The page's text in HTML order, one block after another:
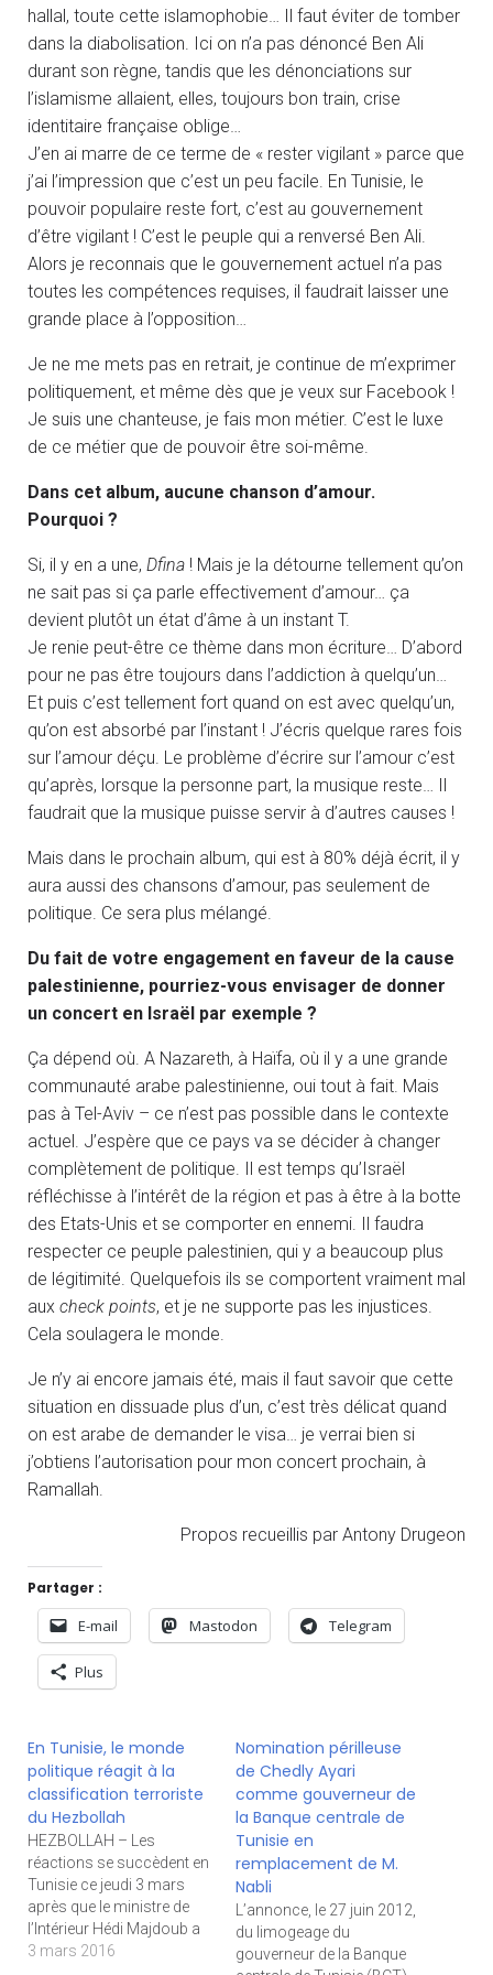
hallal, toute cette islamophobie… Il faut éviter de tomber
dans la diabolisation. Ici on n’a pas dénoncé Ben Ali
durant son règne, tandis que les dénonciations sur
l’islamisme allaient, elles, toujours bon train, crise
identitaire française oblige…
J’en ai marre de ce terme de « rester vigilant » parce que
j’ai l’impression que c’est un peu facile. En Tunisie, le
pouvoir populaire reste fort, c’est au gouvernement
d’être vigilant ! C’est le peuple qui a renversé Ben Ali.
Alors je reconnais que le gouvernement actuel n’a pas
toutes les compétences requises, il faudrait laisser une
grande place à l’opposition…
Je ne me mets pas en retrait, je continue de m’exprimer
politiquement, et même dès que je veux sur Facebook !
Je suis une chanteuse, je fais mon métier. C’est le luxe
de ce métier que de pouvoir être soi-même.
Dans cet album, aucune chanson d’amour.
Pourquoi ?
Si, il y en a une, Dfina ! Mais je la détourne tellement qu’on
ne sait pas si ça parle effectivement d’amour… ça
devient plutôt un état d’âme à un instant T.
Je renie peut-être ce thème dans mon écriture… D’abord
pour ne pas être toujours dans l’addiction à quelqu’un…
Et puis c’est tellement fort quand on est avec quelqu’un,
qu’on est absorbé par l’instant ! J’écris quelque rares fois
sur l’amour déçu. Le problème d’écrire sur l’amour c’est
qu’après, lorsque la personne part, la musique reste… Il
faudrait que la musique puisse servir à d’autres causes !
Mais dans le prochain album, qui est à 80% déjà écrit, il y
aura aussi des chansons d’amour, pas seulement de
politique. Ce sera plus mélangé.
Du fait de votre engagement en faveur de la cause
palestinienne, pourriez-vous envisager de donner
un concert en Israël par exemple ?
Ça dépend où. A Nazareth, à Haïfa, où il y a une grande
communauté arabe palestinienne, oui tout à fait. Mais
pas à Tel-Aviv – ce n’est pas possible dans le contexte
actuel. J’espère que ce pays va se décider à changer
complètement de politique. Il est temps qu’Israël
réfléchisse à l’intérêt de la région et pas à être à la botte
des Etats-Unis et se comporter en ennemi. Il faudra
respecter ce peuple palestinien, qui y a beaucoup plus
de légitimité. Quelquefois ils se comportent vraiment mal
aux check points, et je ne supporte pas les injustices.
Cela soulagera le monde.
Je n’y ai encore jamais été, mais il faut savoir que cette
situation en dissuade plus d’un, c’est très délicat quand
on est arabe de demander le visa… je verrai bien si
j’obtiens l’autorisation pour mon concert prochain, à
Ramallah.
Propos recueillis par Antony Drugeon
Partager :
E-mail Mastodon Telegram
Plus
En Tunisie, le monde
politique réagit à la
classification terroriste
du Hezbollah
HEZBOLLAH – Les
réactions se succèdent en
Tunisie ce jeudi 3 mars
après que le ministre de
l’Intérieur Hédi Majdoub a
consenti la veille et sans
3 mars 2016
Nomination périlleuse
de Chedly Ayari
comme gouverneur de
la Banque centrale de
Tunisie en
remplacement de M.
Nabli
L’annonce, le 27 juin 2012,
du limogeage du
gouverneur de la Banque